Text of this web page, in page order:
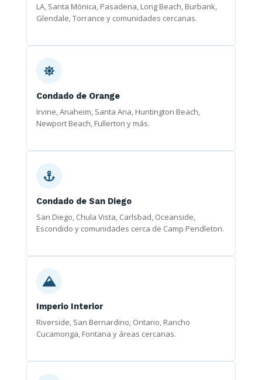
LA, Santa Mónica, Pasadena, Long Beach, Burbank,
Glendale, Torrance y comunidades cercanas.
Condado de Orange
Irvine, Anaheim, Santa Ana, Huntington Beach,
Newport Beach, Fullerton y más.
Condado de San Diego
San Diego, Chula Vista, Carlsbad, Oceanside,
Escondido y comunidades cerca de Camp Pendleton.
Imperio Interior
Riverside, San Bernardino, Ontario, Rancho
Cucamonga, Fontana y áreas cercanas.